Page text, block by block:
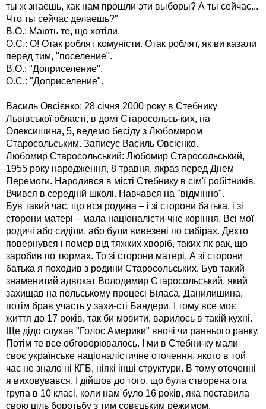
ты ж знаешь, как нам прошли эти выборы? А ты сейчас...
Что ты сейчас делаешь?"
В.О.: Мають те, що хотіли.
О.С.: О! Отак роблят комуністи. Отак роблят, як ви казали
перед тим, "поселение".
В.О.: "Доприселение".
О.С.: "Доприселение".
Василь Овсієнко: 28 січня 2000 року в Стебнику
Львівської області, в домі Старосольсь-ких, на
Олексишина, 5, ведемо бесіду з Любомиром
Старосольським. Записує Василь Овсієнко.
Любомир Старосольський: Любомир Старосольський,
1955 року народження, 8 травня, якраз перед Днем
Перемоги. Народився в місті Стебнику в сім'ї робітників.
Вчився в середній школі. Навчався на "відмінно".
Був такий час, що вся родина – і зі сторони батька, і зі
сторони матері – мала націоналісти-чне коріння. Всі мої
родичі або сиділи, або були вивезені по сибірах. Дехто
повернувся і помер від тяжких хворіб, таких як рак, що
заробив по тюрмах. То зі сторони матері. А зі сторони
батька я походив з родини Старосольських. Був такий
знаменитий адвокат Володимир Старосольський, який
захищав на польському процесі Біласа, Данилишина,
потім брав участь у захи-сті Бандери. І тому все моє
життя до 17 років, так би мовити, варилось в такій кухні.
Ще дідо слухав "Голос Америки" вночі чи раннього ранку.
Потім те все обговорювалось. І ми в Стебни-ку мали
своє українське націоналістичне оточення, якого в той
час не знало ні КГБ, ніякі інші структури. В тому оточенні
я виховувався. І дійшов до того, що була створена ота
група в 10 класі, коли нам було 16 років, яка поставила
свою ціль боротьбу з тим совєцьким режимом.